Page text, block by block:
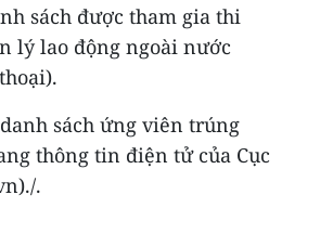
sách được tham gia thi
lý lao động ngoài nước
sách ứng viên trúng
thông tin điện tử của Cục
.